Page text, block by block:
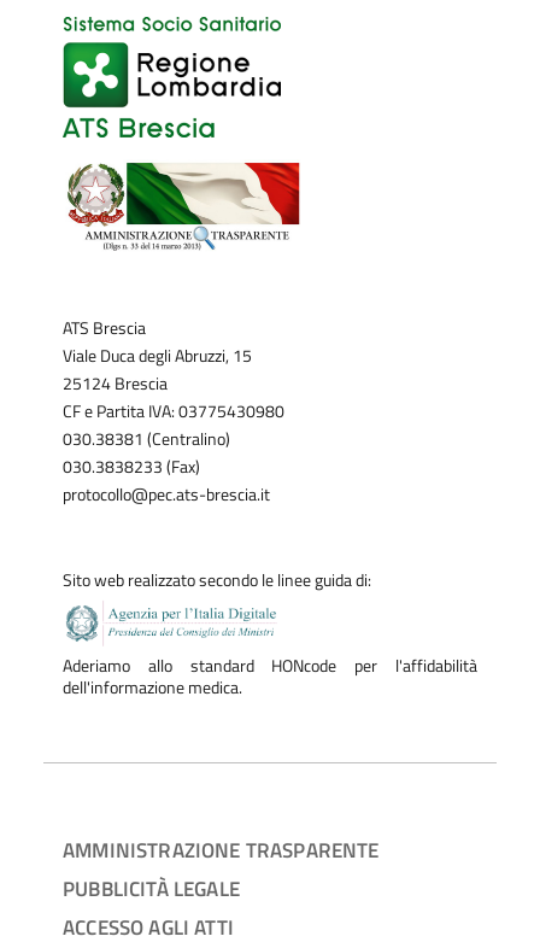
ATS Brescia
Viale Duca degli Abruzzi, 15
25124 Brescia
CF e Partita IVA: 03775430980
030.38381 (Centralino)
030.3838233 (Fax)
protocollo@pec.ats-brescia.it
Sito web realizzato secondo le linee guida di:
Aderiamo allo standard HONcode per l'affidabilità
dell'informazione medica.
AMMINISTRAZIONE TRASPARENTE
PUBBLICITÀ LEGALE
ACCESSO AGLI ATTI